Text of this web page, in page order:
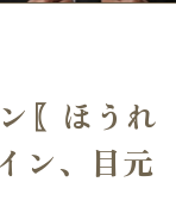
〖ほうれ
ン、目元